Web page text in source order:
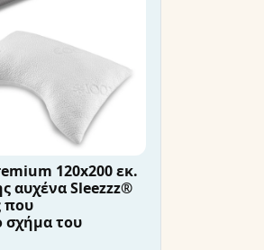
120x200 εκ.
αυχένα Sleezzz®
που
σχήμα του